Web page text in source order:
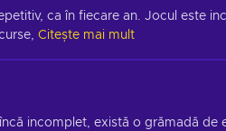
ca în fiecare an. Jocul este
Citește mai mult
incomplet, există o grămadă de